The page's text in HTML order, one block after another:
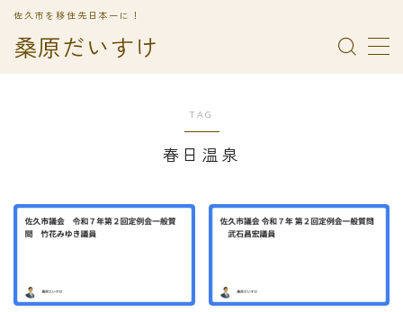
桑原だいすけ
佐久市を移住先日本一に！
MENU
デモプリセット記事 Part13
プライバシーポリシー
有料記事の決済完了ページ
桑原だいすけ後援会とは？
運営者情報
TAG
春日温泉